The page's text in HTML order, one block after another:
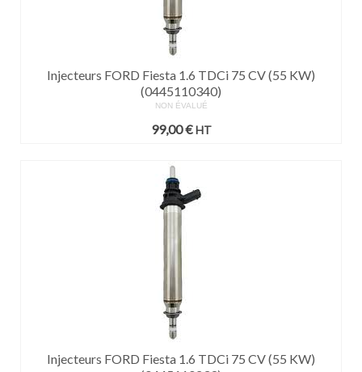
Injecteurs FORD Fiesta 1.6 TDCi 75 CV (55 KW)
(0445110340)
NON ÉVALUÉ
99,00€ HT
Injecteurs FORD Fiesta 1.6 TDCi 75 CV (55 KW)